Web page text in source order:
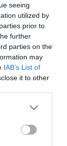
seeing
utilized by
prior to
further
parties on the
may
IAB’s List of
it to other
στο
της
σε
επίσης και
σκηνοθεσία
σε
(2024)
στο